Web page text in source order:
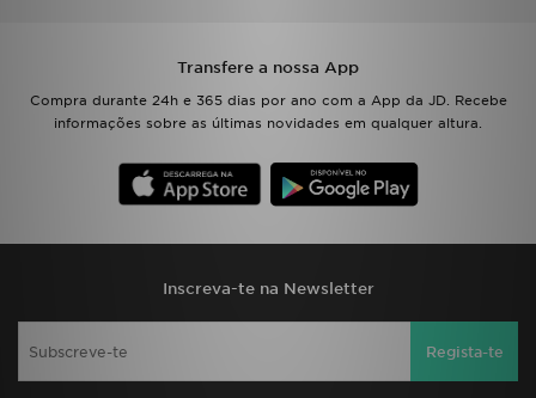
Transfere a nossa App
Compra durante 24h e 365 dias por ano com a App da JD. Recebe
informações sobre as últimas novidades em qualquer altura.
Inscreva-te na Newsletter
Regista-te